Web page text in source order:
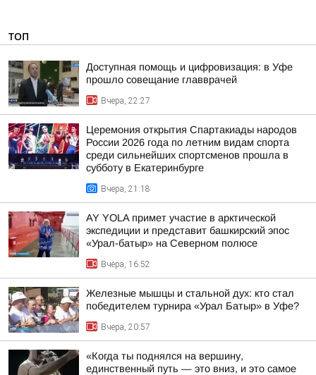
ТОП
Доступная помощь и цифровизация: в Уфе
прошло совещание главврачей
Вчера, 22:27
Церемония открытия Спартакиады народов
России 2026 года по летним видам спорта
среди сильнейших спортсменов прошла в
субботу в Екатеринбурге
Вчера, 21:18
AY YOLA примет участие в арктической
экспедиции и представит башкирский эпос
«Урал-батыр» на Северном полюсе
Вчера, 16:52
Железные мышцы и стальной дух: кто стал
победителем турнира «Урал Батыр» в Уфе?
Вчера, 20:57
«Когда ты поднялся на вершину,
единственный путь — это вниз, и это самое